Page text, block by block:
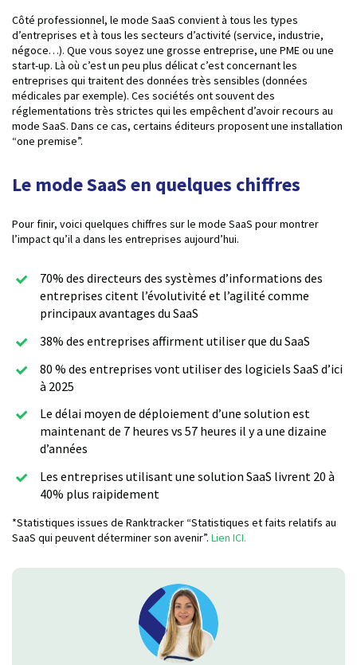
Côté professionnel, le mode SaaS convient à tous les types
d’entreprises et à tous les secteurs d’activité (service, industrie,
négoce…). Que vous soyez une grosse entreprise, une PME ou une
start-up. Là où c’est un peu plus délicat c’est concernant les
entreprises qui traitent des données très sensibles (données
médicales par exemple). Ces sociétés ont souvent des
réglementations très strictes qui les empêchent d’avoir recours au
mode SaaS. Dans ce cas, certains éditeurs proposent une installation
“one premise”.
Le mode SaaS en quelques chiffres
Pour finir, voici quelques chiffres sur le mode SaaS pour montrer
l’impact qu’il a dans les entreprises aujourd’hui.
70% des directeurs des systèmes d’informations des
entreprises citent l’évolutivité et l’agilité comme
principaux avantages du SaaS
38% des entreprises affirment utiliser que du SaaS
80 % des entreprises vont utiliser des logiciels SaaS d’ici
à 2025
Le délai moyen de déploiement d’une solution est
maintenant de 7 heures vs 57 heures il y a une dizaine
d’années
Les entreprises utilisant une solution SaaS livrent 20 à
40% plus raipidement
*Statistiques issues de Ranktracker “Statistiques et faits relatifs au
SaaS qui peuvent déterminer son avenir”. Lien ICI.